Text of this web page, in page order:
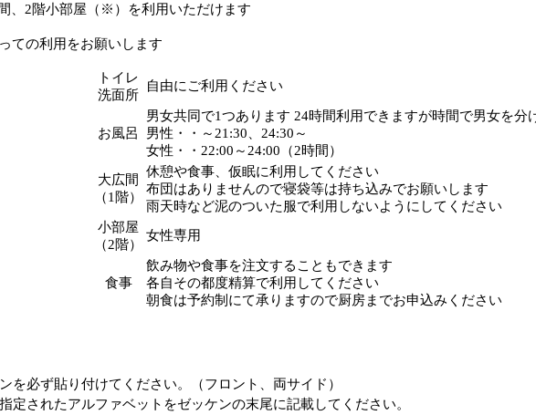
、2階小部屋（※）を利用いただけます
ての利用をお願いします
トイレ
洗面所
自由にご利用ください
お風呂
男女共同で1つあります 24時間利用できますが時間で男女を分
男性・・～21:30、24:30～
女性・・22:00～24:00（2時間）
大広間
（1階）
休憩や食事、仮眠に利用してください
布団はありませんので寝袋等は持ち込みでお願いします
雨天時など泥のついた服で利用しないようにしてください
小部屋
（2階）
女性専用
食事
飲み物や食事を注文することもできます
各自その都度精算で利用してください
朝食は予約制にて承りますので厨房までお申込みください
を必ず貼り付けてください。（フロント、両サイド）
定されたアルファベットをゼッケンの末尾に記載してください。